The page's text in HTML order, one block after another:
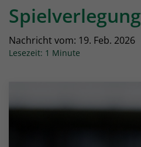
Spielverlegung
Nachricht vom: 19. Feb. 2026
Lesezeit: 1 Minute